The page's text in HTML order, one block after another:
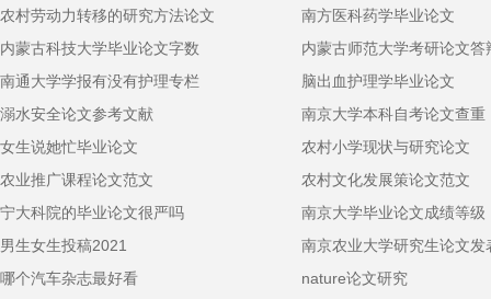
农村劳动力转移的研究方法论文
南方医科药学毕业论文
内蒙古科技大学毕业论文字数
内蒙古师范大学考研论文答
南通大学学报有没有护理专栏
脑出血护理学毕业论文
溺水安全论文参考文献
南京大学本科自考论文查重
女生说她忙毕业论文
农村小学现状与研究论文
农业推广课程论文范文
农村文化发展策论文范文
宁大科院的毕业论文很严吗
南京大学毕业论文成绩等级
男生女生投稿2021
南京农业大学研究生论文发
哪个汽车杂志最好看
nature论文研究